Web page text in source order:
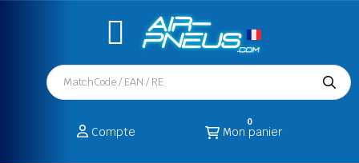
Compte Mon panier
0